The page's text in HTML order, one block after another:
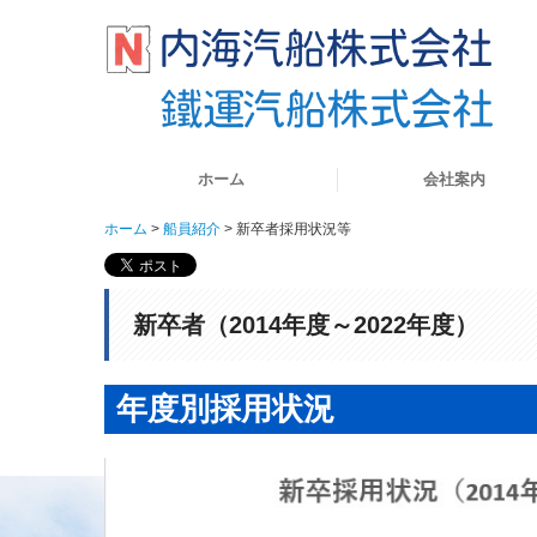
ホーム 会社案内
ホーム 船員紹介 新卒者採用状況等
新卒者（2014年度～2022年度）
年度別採用状況